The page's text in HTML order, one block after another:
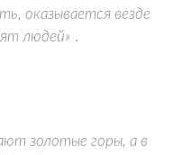
оказывается везде
людей» .
золотые горы, а в